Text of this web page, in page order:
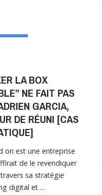
LA BOX
NE FAIT PAS
GARCIA,
DE RÉUNI [CAS
on est une entreprise
de le revendiquer
sa stratégie
digital et …